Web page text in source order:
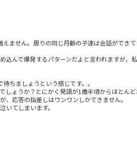
ません。周りの同じ月齢の子達は会話ができて
込んで爆発するパターンだよと言われますが、
ちましょうという感じです。。
ょうか？とにかく発語が1歳半頃からほとんど
応答の指差しはワンワンしかできません。
いてしまいます。